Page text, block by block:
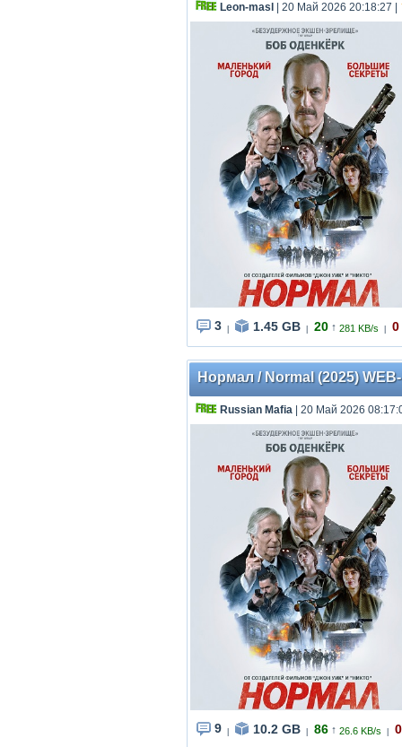
Leon-masl | 20 Май 2026 20:18:27
3 1.45 GB 20 ↑ 281 KB/s 0
Нормал / Normal (2025)
Russian Mafia | 20 Май 2026
9 10.2 GB 86 ↑ 26.6 KB/s 0